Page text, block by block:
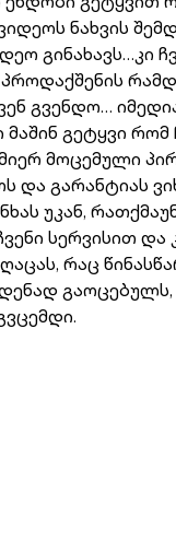
ნახვის
გვენდო…
გეტყვი
მოცემული
და გარანტიას
უკან,
სერვისით
რაც